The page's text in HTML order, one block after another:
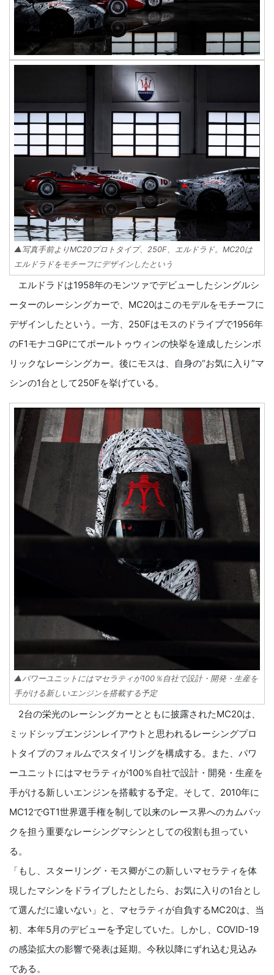
▲写真手前よりMC20プロトタイプ、250F、エルドラド。MC20は
エルドラドをモチーフにデザインしたという
エルドラドは1958年のモンツァでデビューしたシングルシ
ーターのレーシングカーで、MC20はこのモデルをモチーフに
デザインしたという。一方、250Fはモスのドライブで1956年
のF1モナコGPにてポールトゥウィンの快挙を達成したシンボ
リックなレーシングカー。後にモスは、自身の“お気に入り”マ
シンの1台として250Fを挙げている。
▲パワーユニットにはマセラティが100％自社で設計・開発・生産を
手がける新しいエンジンを搭載する予定
2台の栄光のレーシングカーとともに披露されたMC20は、
ミッドシップエンジンレイアウトと思われるレーシングプロ
トタイプのフォルムでスタイリングを構成する。また、パワ
ーユニットにはマセラティが100％自社で設計・開発・生産を
手がける新しいエンジンを搭載する予定。そして、2010年に
MC12でGT1世界選手権を制して以来のレース界へのカムバッ
クを担う重要なレーシングマシンとしての役割も担ってい
る。
「もし、スターリング・モス卿がこの新しいマセラティを体
現したマシンをドライブしたとしたら、お気に入りの1台とし
て選んだに違いない」と、マセラティが自負するMC20は、当
初、本年5月のデビューを予定していた。しかし、COVID-19
の感染拡大の影響で発表は延期。今秋以降にずれ込む見込み
である。